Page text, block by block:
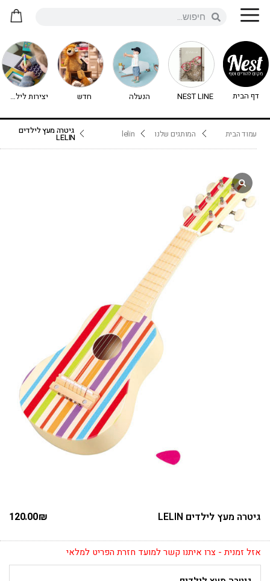
דף הבית NEST LINE הנעלה חדש יצירות לילדים - יצירה לילדים
עמוד הבית המותגים שלנו lelin גיטרה מעץ לילדים
LELIN
גיטרה מעץ לילדים LELIN 120.00₪
אזל זמנית - צרו איתנו קשר למועד חזרת הפריט למלאי